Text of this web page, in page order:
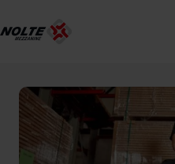
springen